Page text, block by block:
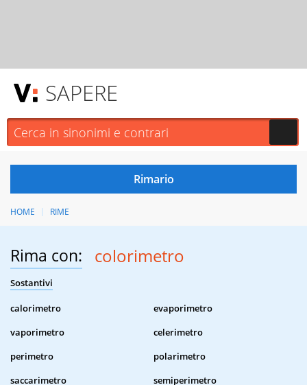
SAPERE
HOME RIME
Rima con: colorimetro
Sostantivi
calorimetro
evaporimetro
vaporimetro
celerimetro
perimetro
polarimetro
saccarimetro
semiperimetro